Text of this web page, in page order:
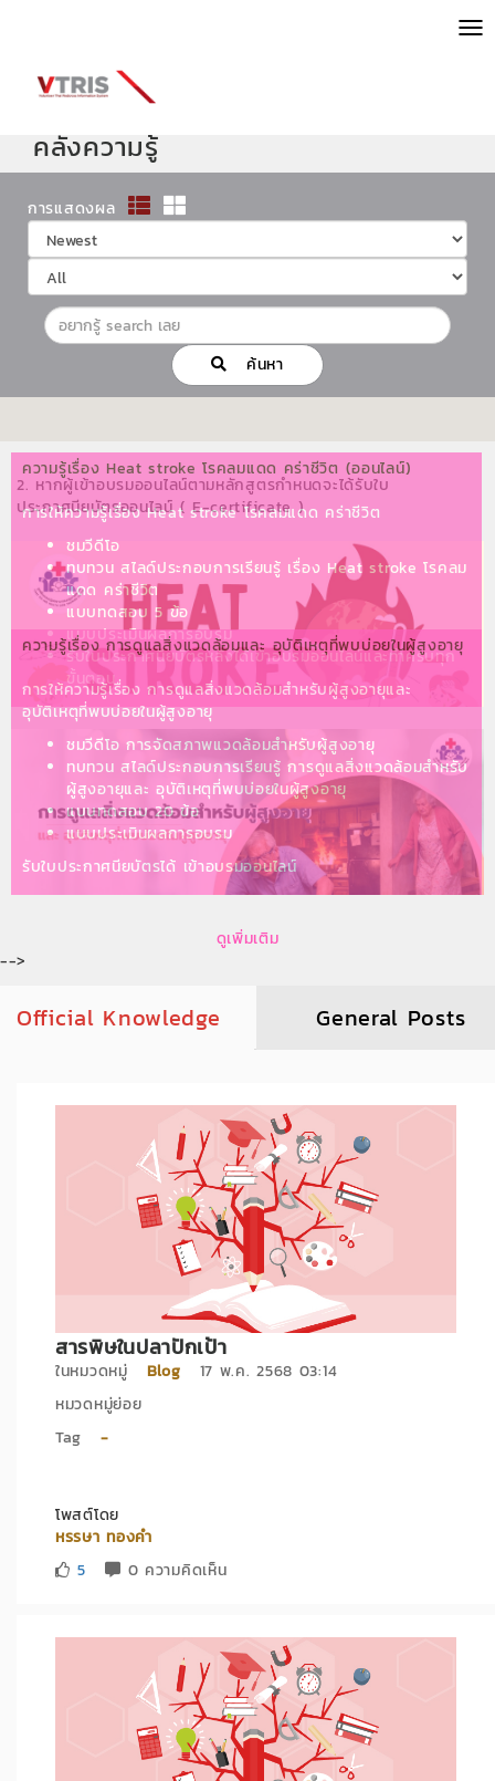
คลังความรู้
การแสดงผล
ค้นหา
2. หากผู้เข้าอบรมออนไลน์ตามหลักสูตรกำหนดจะได้รับใบ
ประกาศนียบัตรออนไลน์ ( E-certificate )
ความรู้เรื่อง Heat stroke โรคลมแดด คร่าชีวิต (ออนไลน์)
การให้ความรู้เรื่อง Heat stroke โรคลมแดด คร่าชีวิต
ชมวีดีโอ
ทบทวน สไลด์ประกอบการเรียนรู้ เรื่อง Heat stroke โรคลม
แดด คร่าชีวิต
แบบทดสอบ 5 ข้อ
แบบประเมินผลการอบรม
รับใบประกาศนียบัตรหลังได้เข้าอบรมออนไลน์และทำครบทุก
ขั้นตอน
ความรู้เรื่อง การดูแลสิ่งแวดล้อมและ อุบัติเหตุที่พบบ่อยในผู้สูงอายุ
การให้ความรู้เรื่อง การดูแลสิ่งแวดล้อมสำหรับผู้สูงอายุและ
อุบัติเหตุที่พบบ่อยในผู้สูงอายุ
ชมวีดีโอ การจัดสภาพแวดล้อมสำหรับผู้สูงอายุ
ทบทวน สไลด์ประกอบการเรียนรู้ การดูแลสิ่งแวดล้อมสำหรับ
ผู้สูงอายุและ อุบัติเหตุที่พบบ่อยในผู้สูงอายุ
แบบทดสอบ 20 ข้อ
แบบประเมินผลการอบรม
รับใบประกาศนียบัตรได้ เข้าอบรมออนไลน์
ดูเพิ่มเติม
-->
Official Knowledge General Posts
สารพิษในปลาปักเป้า
ในหมวดหมู่ Blog 17 พ.ค. 2568 03:14
หมวดหมู่ย่อย
Tag-
โพสต์โดย
หรรษา ทองคำ
5
0 ความคิดเห็น